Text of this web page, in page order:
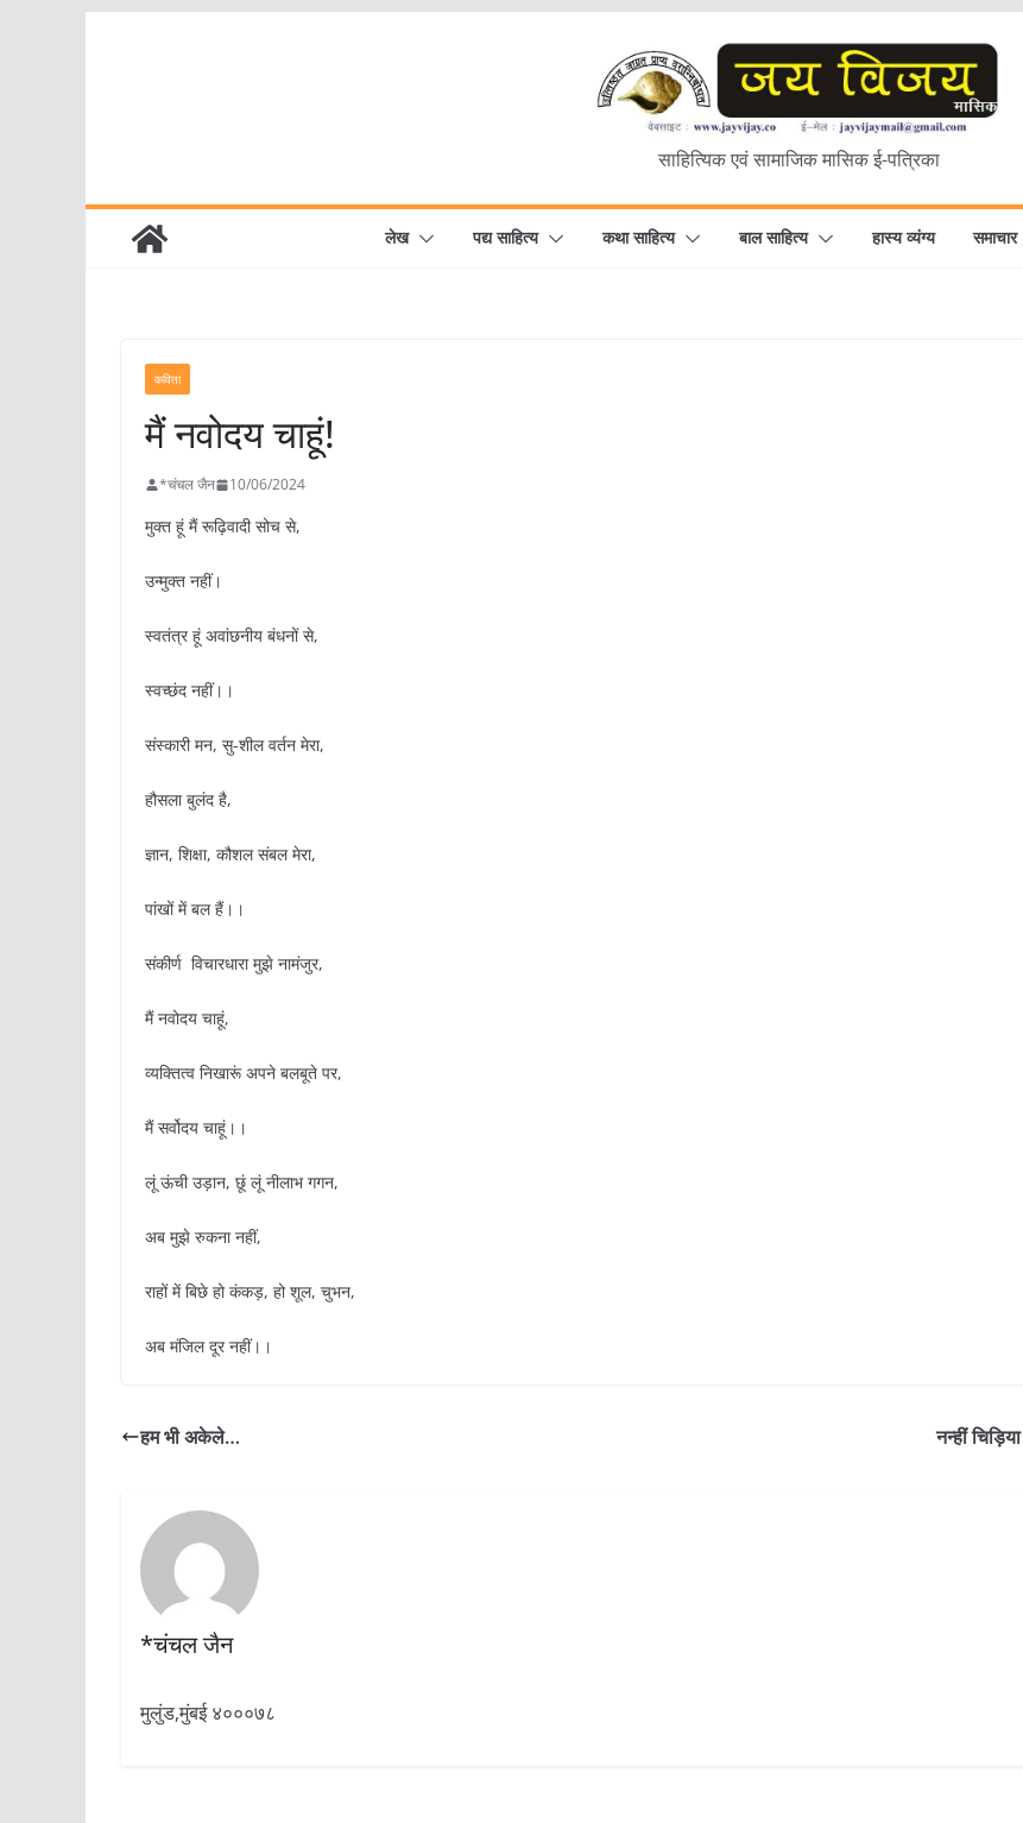
साहित्यिक एवं सामाजिक मासिक ई-पत्रिका
लेख पद्य साहित्य कथा साहित्य बाल साहित्य हास्य व्यंग्य समाचार
कविता
मैं नवोदय चाहूं!
*चंचल जैन 10/06/2024
मुक्त हूं मैं रूढ़िवादी सोच से,
उन्मुक्त नहीं।
स्वतंत्र हूं अवांछनीय बंधनों से,
स्वच्छंद नहीं।।
संस्कारी मन, सु-शील वर्तन मेरा,
हौसला बुलंद है,
ज्ञान, शिक्षा, कौशल संबल मेरा,
पांखों में बल हैं।।
संकीर्ण विचारधारा मुझे नामंजुर,
मैं नवोदय चाहूं,
व्यक्तित्व निखारूं अपने बलबूते पर,
मैं सर्वोदय चाहूं।।
लूं ऊंची उड़ान, छूं लूं नीलाभ गगन,
अब मुझे रुकना नहीं,
राहों में बिछे हो कंकड़, हो शूल, चुभन,
अब मंजिल दूर नहीं।।
हम भी अकेले… नन्हीं चिड़िया
*चंचल जैन
मुलुंड,मुंबई ४०००७८